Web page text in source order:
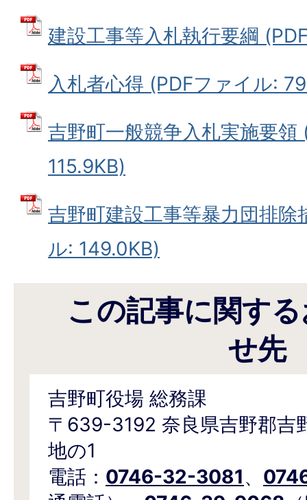
建設工事等入札執行要綱
入札者心得 (PDFファイル:
吉野町一般競争入札実施要領
115.9KB)
吉野町建設工事等暴力団排除
ル: 149.0KB)
この記事に関す
せ先
吉野町役場 総務課
〒639-3192 奈良県吉野郡吉
地の1
電話： 0746-32-3081、